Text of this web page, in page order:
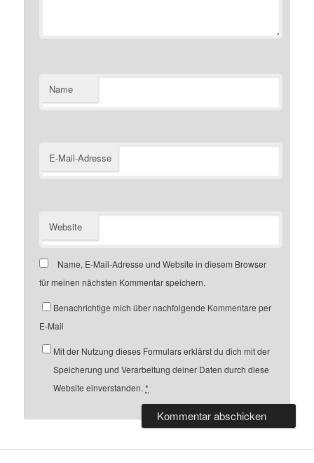
Name
E-Mail-Adresse
Website
Name, E-Mail-Adresse und Website in diesem Browser
für meinen nächsten Kommentar speichern.
Benachrichtige mich über nachfolgende Kommentare per
E-Mail
Mit der Nutzung dieses Formulars erklärst du dich mit der
Speicherung und Verarbeitung deiner Daten durch diese
Website einverstanden.*